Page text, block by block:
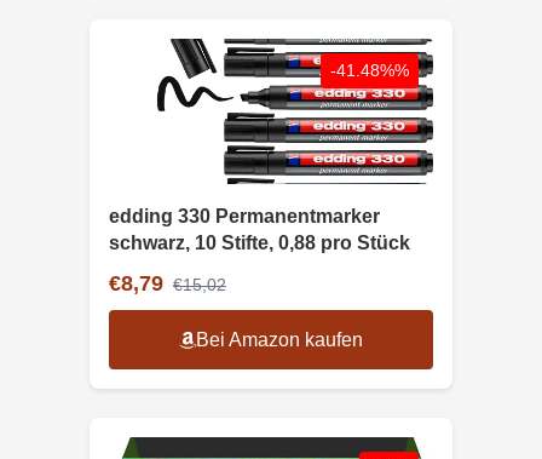
-41.48%%
edding 330 Permanentmarker
schwarz, 10 Stifte, 0,88 pro Stück
€8,79 €15,02
Bei Amazon kaufen